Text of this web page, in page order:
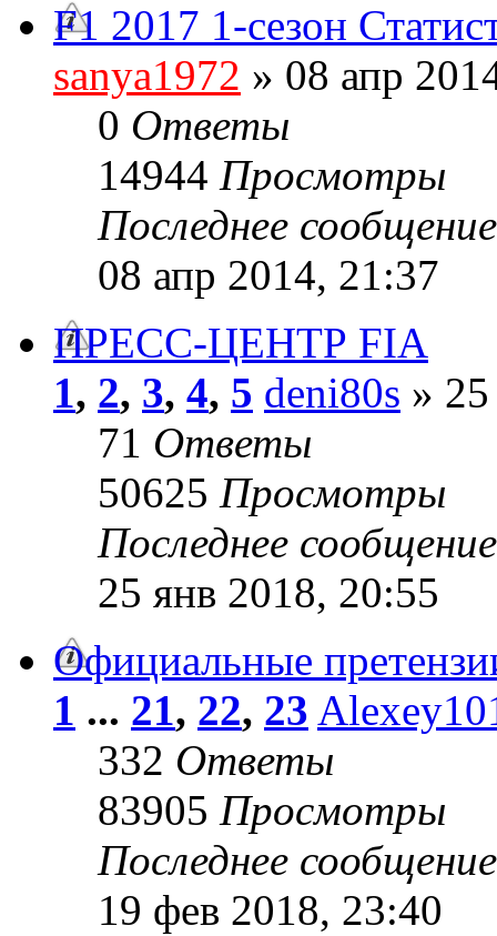
F1 2017 1-сезон
sanya1972 » 08 апр
0 Ответы
14944 Просмотры
Последнее
08 апр 2014, 21:37
ПРЕСС-ЦЕНТР FIA
1, 2, 3, 4, 5 deni80s »
71 Ответы
50625 Просмотры
Последнее
25 янв 2018, 20:55
Официальные
1 ... 21, 22, 23
332 Ответы
83905 Просмотры
Последнее
19 фев 2018, 23:40